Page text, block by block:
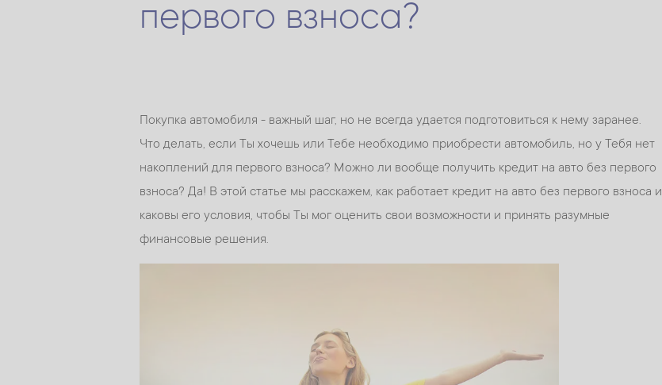
первого взноса?
Покупка автомобиля - важный шаг, но не всегда удается подготовиться к нему заранее.
Что делать, если Ты хочешь или Тебе необходимо приобрести автомобиль, но у Тебя нет
накоплений для первого взноса? Можно ли вообще получить кредит на авто без первого
взноса? Да! В этой статье мы расскажем, как работает кредит на авто без первого взноса и
каковы его условия, чтобы Ты мог оценить свои возможности и принять разумные
финансовые решения.